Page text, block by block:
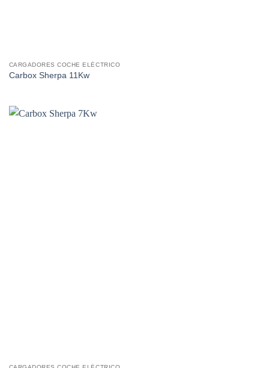
CARGADORES COCHE ELÉCTRICO
Carbox Sherpa 11Kw